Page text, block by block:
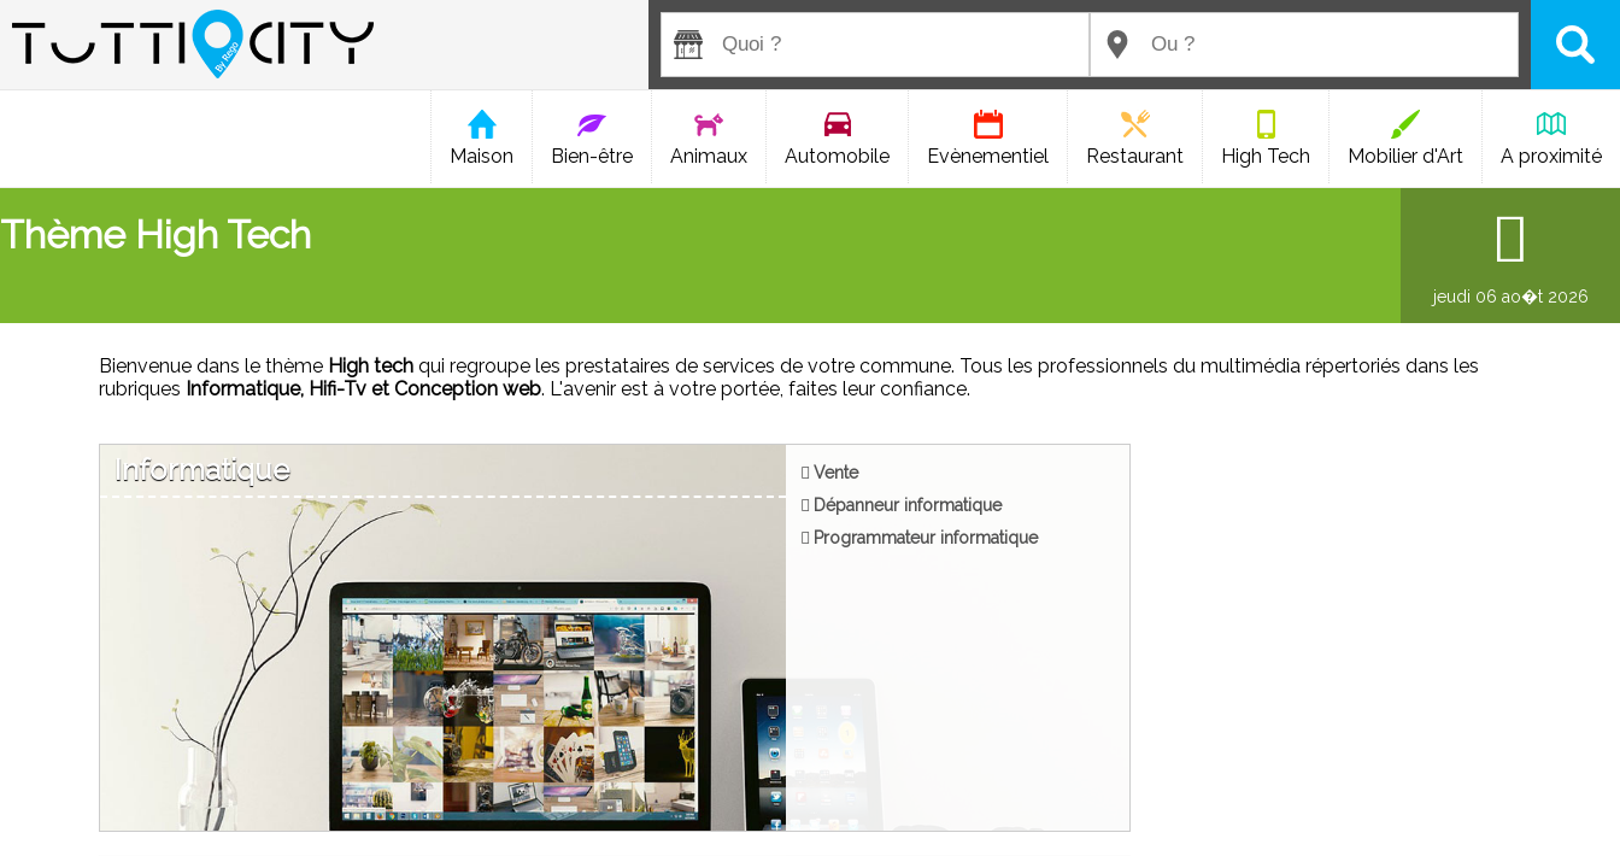
Maison Bien-être Animaux Automobile Evènementiel Restaurant High Tech Mobilier d'Art A proximité
Thème High Tech
jeudi 06 ao�t 2026
Bienvenue dans le thème High tech qui regroupe les prestataires de services de votre commune. Tous les professionnels du multimédia répertoriés dans les
rubriques Informatique, Hifi-Tv et Conception web. L'avenir est à votre portée, faites leur confiance.
Informatique
Vente
Dépanneur informatique
Programmateur informatique